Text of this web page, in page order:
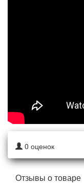
0 оценок
Отзывы о товаре